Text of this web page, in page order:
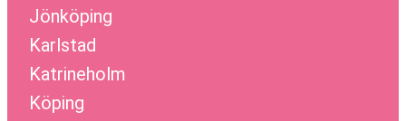
Jönköping
Karlstad
Katrineholm
Köping